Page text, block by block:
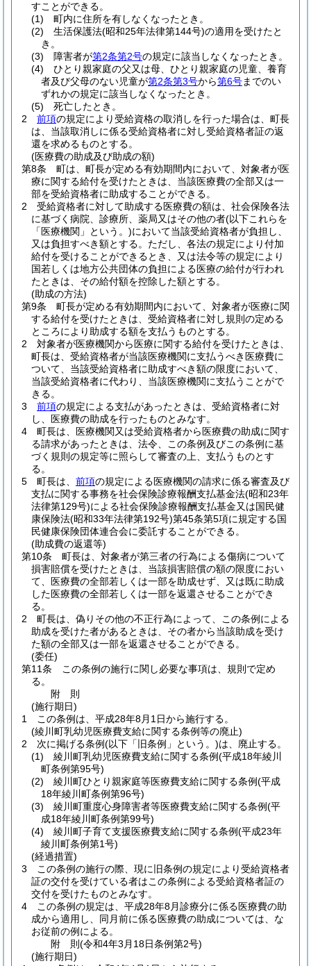
すことができる。
(1)
町内に住所を有しなくなったとき。
(2)
生活保護法(昭和25年法律第144号)の適用を受けたと
き。
(3)
障害者が第2条第2号の規定に該当しなくなったとき。
(4)
ひとり親家庭の父又は母、ひとり親家庭の児童、養育
者及び父母のない児童が第2条第3号から第6号までのい
ずれかの規定に該当しなくなったとき。
(5)
死亡したとき。
2
前項の規定により受給資格の取消しを行った場合は、町長
は、当該取消しに係る受給資格者に対し受給資格者証の返
還を求めるものとする。
(医療費の助成及び助成の額)
第8条
町は、町長が定める有効期間内において、対象者が医
療に関する給付を受けたときは、当該医療費の全部又は一
部を受給資格者に助成することができる。
2
受給資格者に対して助成する医療費の額は、社会保険各法
に基づく病院、診療所、薬局又はその他の者(以下これらを
「医療機関」という。)において当該受給資格者が負担し、
又は負担すべき額とする。 ただし、各法の規定により付加
給付を受けることができるとき、又は法令等の規定により
国若しくは地方公共団体の負担による医療の給付が行われ
たときは、その給付額を控除した額とする。
(助成の方法)
第9条
町長が定める有効期間内において、対象者が医療に関
する給付を受けたときは、受給資格者に対し規則の定める
ところにより助成する額を支払うものとする。
2
対象者が医療機関から医療に関する給付を受けたときは、
町長は、受給資格者が当該医療機関に支払うべき医療費に
ついて、当該受給資格者に助成すべき額の限度において、
当該受給資格者に代わり、当該医療機関に支払うことがで
きる。
3
前項の規定による支払があったときは、受給資格者に対
し、医療費の助成を行ったものとみなす。
4
町長は、医療機関又は受給資格者から医療費の助成に関す
る請求があったときは、法令、この条例及びこの条例に基
づく規則の規定等に照らして審査の上、支払うものとす
る。
5
町長は、 前項の規定による医療機関の請求に係る審査及び
支払に関する事務を社会保険診療報酬支払基金法(昭和23年
法律第129号)による社会保険診療報酬支払基金又は国民健
康保険法(昭和33年法律第192号)第45条第5項に規定する国
民健康保険団体連合会に委託することができる。
(助成費の返還等)
第10条
町長は、対象者が第三者の行為による傷病について
損害賠償を受けたときは、当該損害賠償の額の限度におい
て、医療費の全部若しくは一部を助成せず、又は既に助成
した医療費の全部若しくは一部を返還させることができ
る。
2
町長は、偽りその他の不正行為によって、この条例による
助成を受けた者があるときは、その者から当該助成を受け
た額の全部又は一部を返還させることができる。
(委任)
第11条
この条例の施行に関し必要な事項は、規則で定め
る。
附 則
(施行期日)
1
この条例は、平成28年8月1日から施行する。
(綾川町乳幼児医療費支給に関する条例等の廃止)
2
次に掲げる条例(以下「旧条例」という。)は、廃止する。
(1)
綾川町乳幼児医療費支給に関する条例(平成18年綾川
町条例第95号)
(2)
綾川町ひとり親家庭等医療費支給に関する条例(平成
18年綾川町条例第96号)
(3)
綾川町重度心身障害者等医療費支給に関する条例(平
成18年綾川町条例第99号)
(4)
綾川町子育て支援医療費支給に関する条例(平成23年
綾川町条例第1号)
(経過措置)
3
この条例の施行の際、現に旧条例の規定により受給資格者
証の交付を受けている者はこの条例による受給資格者証の
交付を受けたものとみなす。
4
この条例の規定は、平成28年8月診療分に係る医療費の助
成から適用し、同月前に係る医療費の助成については、な
お従前の例による。
附 則(令和4年3月18日条例第2号)
(施行期日)